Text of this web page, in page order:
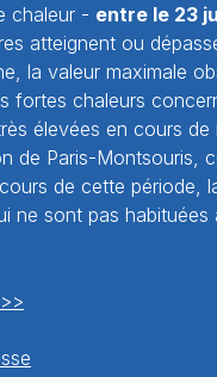
chaleur - entre le 23
atteignent ou
la valeur maximale
fortes chaleurs
élevées en cours de
de Paris-Montsouris,
de cette période,
ne sont pas habituées